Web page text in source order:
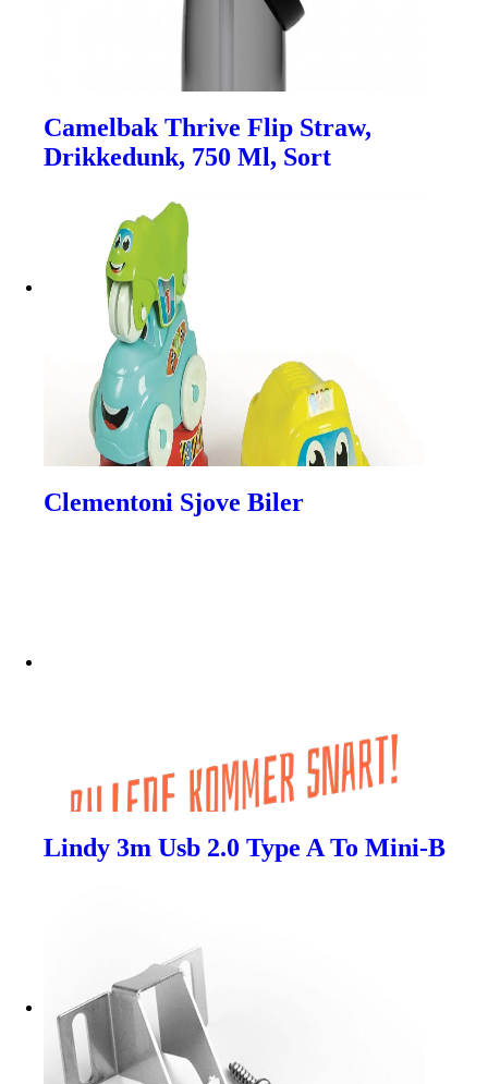
Camelbak Thrive Flip Straw,
Drikkedunk, 750 Ml, Sort
Clementoni Sjove Biler
Lindy 3m Usb 2.0 Type A To Mini-B